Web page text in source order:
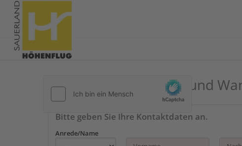
Kontakt zu Landhotel und
Bitte geben Sie Ihre Kontaktdaten an.
Anrede/Name